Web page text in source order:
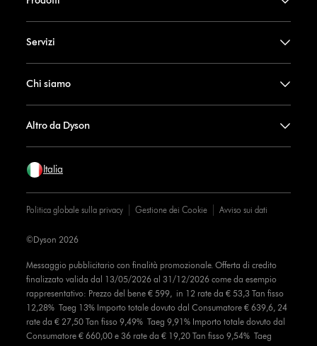
Servizi
Chi siamo
Altro da Dyson
Italia
Politica globale sulla privacy Gestione dei Cookie Avviso sui dati
Messaggio pubblicitario con finalità promozionale. Offerta di credito
finalizzato valida dal 13/05/2026 al 31/12/2026 come da esempio
rappresentativo: Prezzo del bene € 599, in 12 rate da € 53,3 Tan fisso
12,28% Taeg 13% Importo totale dovuto dal Consumatore € 639,6, 24
rate da € 27,50 Tan fisso 9,49% Taeg 9,91% Importo totale dovuto dal
Consumatore € 660,00 e 36 rate da € 19,20 Tan fisso 9,54% Taeg
©Dyson 2026